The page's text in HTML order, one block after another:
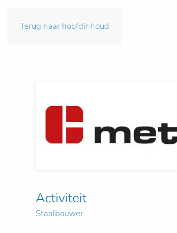
Terug naar hoofdinhoud
Activiteit
Staalbouwer